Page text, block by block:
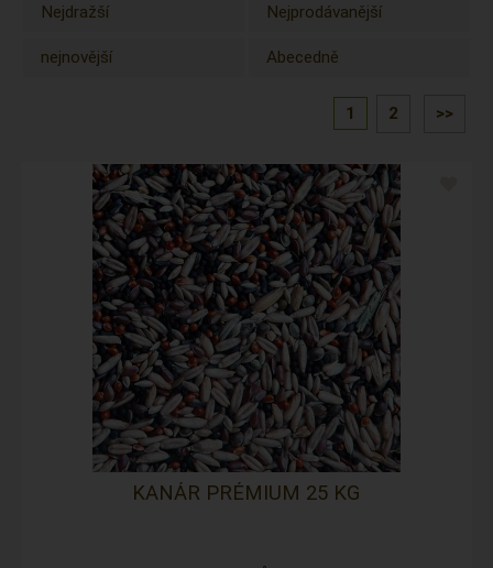
Nejdražší Nejprodávanější
nejnovější Abecedně
1 2 >>
KANÁR PRÉMIUM 25 KG